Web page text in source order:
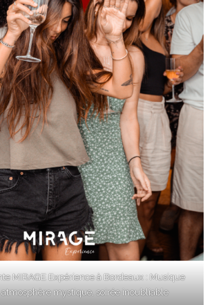
MIRAGE Expérience à Bordeaux : Musique
mystique, soirée inoubliable